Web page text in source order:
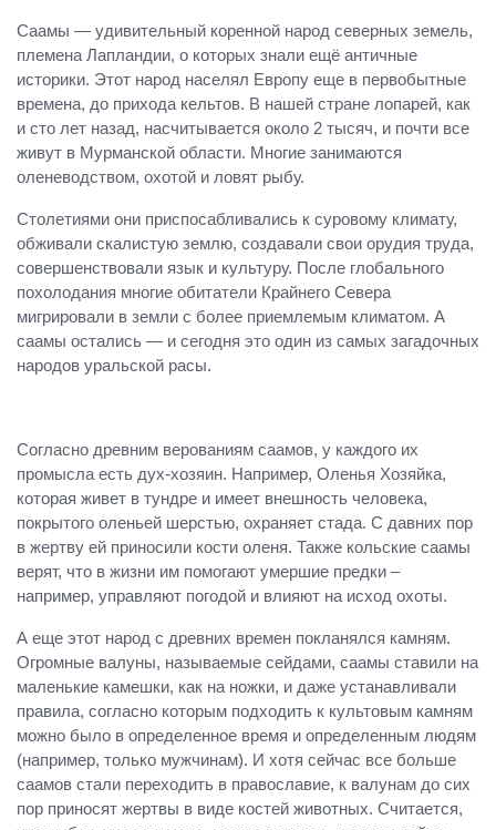
Саамы — удивительный коренной народ северных земель,
племена Лапландии, о которых знали ещё античные
историки. Этот народ населял Европу еще в первобытные
времена, до прихода кельтов. В нашей стране лопарей, как
и сто лет назад, насчитывается около 2 тысяч, и почти все
живут в Мурманской области. Многие занимаются
оленеводством, охотой и ловят рыбу.
Столетиями они приспосабливались к суровому климату,
обживали скалистую землю, создавали свои орудия труда,
совершенствовали язык и культуру. После глобального
похолодания многие обитатели Крайнего Севера
мигрировали в земли с более приемлемым климатом. А
саамы остались — и сегодня это один из самых загадочных
народов уральской расы.
Согласно древним верованиям саамов, у каждого их
промысла есть дух-хозяин. Например, Оленья Хозяйка,
которая живет в тундре и имеет внешность человека,
покрытого оленьей шерстью, охраняет стада. С давних пор
в жертву ей приносили кости оленя. Также кольские саамы
верят, что в жизни им помогают умершие предки –
например, управляют погодой и влияют на исход охоты.
А еще этот народ с древних времен покланялся камням.
Огромные валуны, называемые сейдами, саамы ставили на
маленькие камешки, как на ножки, и даже устанавливали
правила, согласно которым подходить к культовым камням
можно было в определенное время и определенным людям
(например, только мужчинам). И хотя сейчас все больше
саамов стали переходить в православие, к валунам до сих
пор приносят жертвы в виде костей животных. Считается,